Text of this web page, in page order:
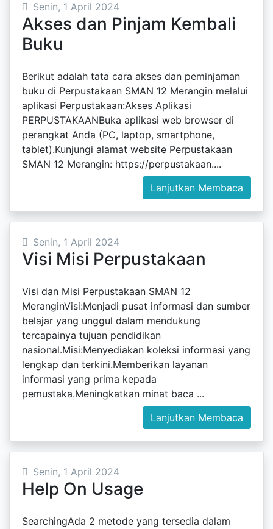
Senin, 1 April 2024
Akses dan Pinjam Kembali
Buku
Berikut adalah tata cara akses dan peminjaman
buku di Perpustakaan SMAN 12 Merangin melalui
aplikasi Perpustakaan:Akses Aplikasi
PERPUSTAKAANBuka aplikasi web browser di
perangkat Anda (PC, laptop, smartphone,
tablet).Kunjungi alamat website Perpustakaan
SMAN 12 Merangin: https://perpustakaan....
Lanjutkan Membaca
Senin, 1 April 2024
Visi Misi Perpustakaan
Visi dan Misi Perpustakaan SMAN 12
MeranginVisi:Menjadi pusat informasi dan sumber
belajar yang unggul dalam mendukung
tercapainya tujuan pendidikan
nasional.Misi:Menyediakan koleksi informasi yang
lengkap dan terkini.Memberikan layanan
informasi yang prima kepada
pemustaka.Meningkatkan minat baca ...
Lanjutkan Membaca
Senin, 1 April 2024
Help On Usage
SearchingAda 2 metode yang tersedia dalam